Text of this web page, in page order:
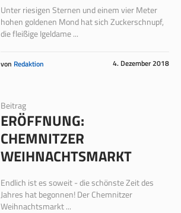
Unter riesigen Sternen und einem vier Meter
hohen goldenen Mond hat sich Zuckerschnupf,
die fleißige Igeldame ...
4. Dezember 2018
von Redaktion
Beitrag
ERÖFFNUNG:
CHEMNITZER
WEIHNACHTSMARKT
Endlich ist es soweit - die schönste Zeit des
Jahres hat begonnen! Der Chemnitzer
Weihnachtsmarkt ...